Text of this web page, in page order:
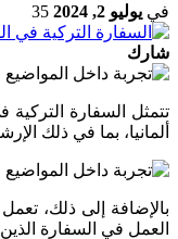
في يوليو 2, 2024
35
شارك
تتمثل السفارة التركية
ألمانيا، بما في ذلك
بالإضافة إلى ذلك،
العمل في السفارة